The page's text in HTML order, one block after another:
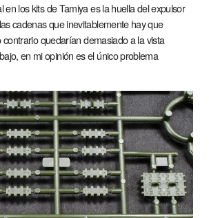
en los kits de Tamiya es la huella del expulsor
cadenas que inevitablemente hay que
contrario quedarían demasiado a la vista
en mi opinión es el único problema